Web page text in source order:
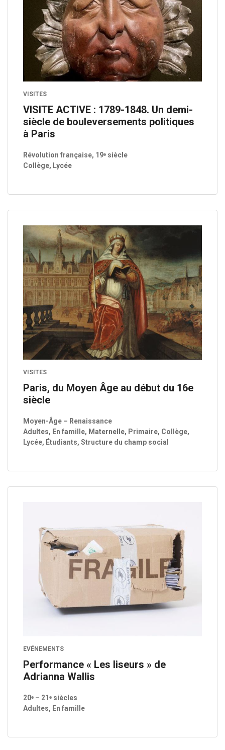
VISITES
VISITE ACTIVE : 1789-1848. Un demi-
siècle de bouleversements politiques
à Paris
Révolution française, 19ᵉ siècle
Collège, Lycée
VISITES
Paris, du Moyen Âge au début du 16e
siècle
Moyen-Âge – Renaissance
Adultes, En famille, Maternelle, Primaire, Collège,
Lycée, Étudiants, Structure du champ social
EVÉNEMENTS
Performance « Les liseurs » de
Adrianna Wallis
20ᵉ – 21ᵉ siècles
Adultes, En famille